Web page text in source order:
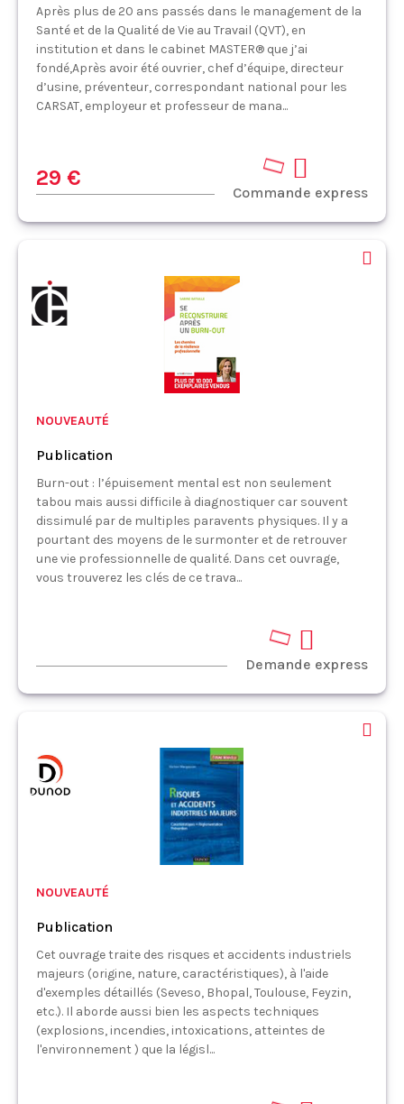
Après plus de 20 ans passés dans le management de la
Santé et de la Qualité de Vie au Travail (QVT), en
institution et dans le cabinet MASTER® que j’ai
fondé,Après avoir été ouvrier, chef d’équipe, directeur
d’usine, préventeur, correspondant national pour les
CARSAT, employeur et professeur de mana...
29 €
Commande express
NOUVEAUTÉ
Publication
Burn-out : l’épuisement mental est non seulement
tabou mais aussi difficile à diagnostiquer car souvent
dissimulé par de multiples paravents physiques. Il y a
pourtant des moyens de le surmonter et de retrouver
une vie professionnelle de qualité. Dans cet ouvrage,
vous trouverez les clés de ce trava...
Demande express
NOUVEAUTÉ
Publication
Cet ouvrage traite des risques et accidents industriels
majeurs (origine, nature, caractéristiques), à l'aide
d'exemples détaillés (Seveso, Bhopal, Toulouse, Feyzin,
etc.). Il aborde aussi bien les aspects techniques
(explosions, incendies, intoxications, atteintes de
l'environnement ) que la législ...